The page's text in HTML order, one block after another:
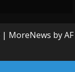
| MoreNews by AF